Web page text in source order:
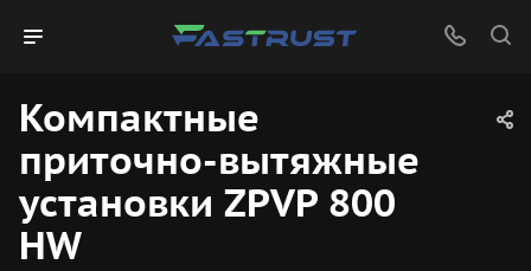
Компактные
приточно-вытяжные
установки ZPVP 800
HW